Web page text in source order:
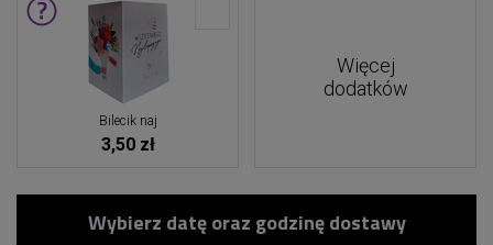
Bilecik naj
3,50 zł
Więcej
dodatków